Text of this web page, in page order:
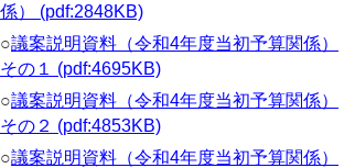
係） (pdf:2848KB)
○議案説明資料（令和4年度当初予算関係）
その１ (pdf:4695KB)
○議案説明資料（令和4年度当初予算関係）
その２ (pdf:4853KB)
○議案説明資料（令和4年度当初予算関係）